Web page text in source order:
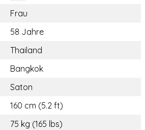
Frau
58 Jahre
Thailand
Bangkok
Saton
160 cm (5.2 ft)
75 kg (165 lbs)